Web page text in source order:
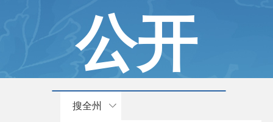
公开
搜全州